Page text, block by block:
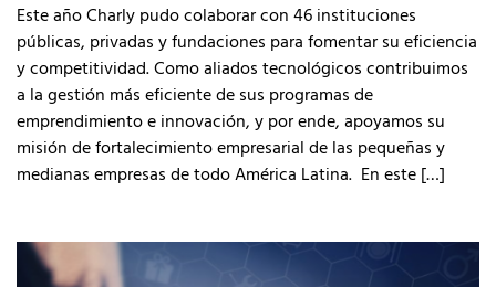
Este año Charly pudo colaborar con 46 instituciones
públicas, privadas y fundaciones para fomentar su eficiencia
y competitividad. Como aliados tecnológicos contribuimos
a la gestión más eficiente de sus programas de
emprendimiento e innovación, y por ende, apoyamos su
misión de fortalecimiento empresarial de las pequeñas y
medianas empresas de todo América Latina. En este […]